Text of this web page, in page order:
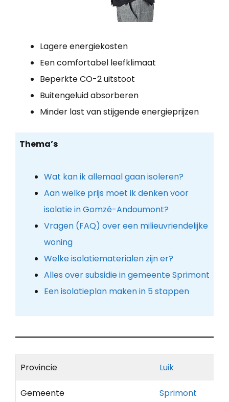
Lagere energiekosten
Een comfortabel leefklimaat
Beperkte CO-2 uitstoot
Buitengeluid absorberen
Minder last van stijgende energieprijzen
Thema’s
Wat kan ik allemaal gaan isoleren?
Aan welke prijs moet ik denken voor
isolatie in Gomzé-Andoumont?
Vragen (FAQ) over een milieuvriendelijke
woning
Welke isolatiematerialen zijn er?
Alles over subsidie in gemeente Sprimont
Een isolatieplan maken in 5 stappen
Provincie Luik
Gemeente Sprimont